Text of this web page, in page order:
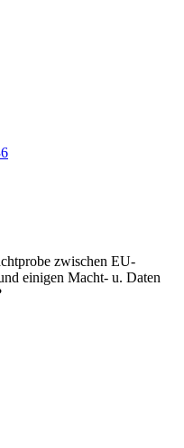
zwischen EU-
einigen Macht- u. Daten